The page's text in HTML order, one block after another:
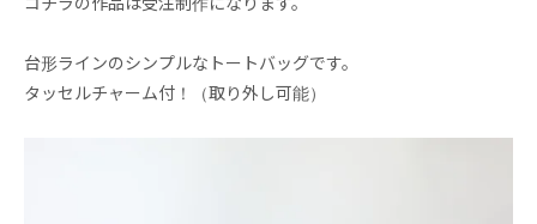
台形ラインのシンプルなトートバッグです。
タッセルチャーム付！（取り外し可能）